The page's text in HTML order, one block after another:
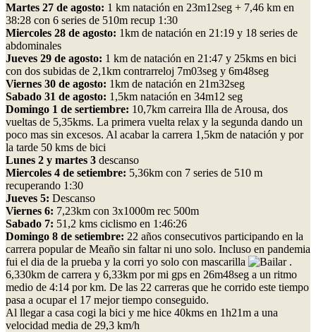
Martes 27 de agosto: 1 km natación en 23m12seg + 7,46 km en
38:28 con 6 series de 510m recup 1:30
Miercoles 28 de agosto: 1km de natación en 21:19 y 18 series de
abdominales
Jueves 29 de agosto: 1 km de natación en 21:47 y 25kms en bici
con dos subidas de 2,1km contrarreloj 7m03seg y 6m48seg
Viernes 30 de agosto: 1km de natación en 21m32seg
Sabado 31 de agosto: 1,5km natación en 34m12 seg
Domingo 1 de sertiembre: 10,7km carreira Illa de Arousa, dos
vueltas de 5,35kms. La primera vuelta relax y la segunda dando un
poco mas sin excesos. Al acabar la carrera 1,5km de natación y por
la tarde 50 kms de bici
Lunes 2 y martes 3 descanso
Miercoles 4 de setiembre: 5,36km con 7 series de 510 m
recuperando 1:30
Jueves 5: Descanso
Viernes 6: 7,23km con 3x1000m rec 500m
Sabado 7: 51,2 kms ciclismo en 1:46:26
Domingo 8 de setiembre: 22 años consecutivos participando en la
carrera popular de Meaño sin faltar ni uno solo. Incluso en pandemia
fui el dia de la prueba y la corri yo solo con mascarilla
.
6,330km de carrera y 6,33km por mi gps en 26m48seg a un ritmo
medio de 4:14 por km. De las 22 carreras que he corrido este tiempo
pasa a ocupar el 17 mejor tiempo conseguido.
Al llegar a casa cogi la bici y me hice 40kms en 1h21m a una
velocidad media de 29,3 km/h